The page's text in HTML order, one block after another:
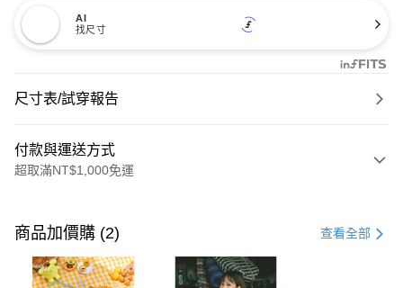
AI
找尺寸
尺寸表/試穿報告
付款與運送方式
超取滿NT$1,000免運
信用卡一次付款
購物金
商品加價購 (2) 查看全部